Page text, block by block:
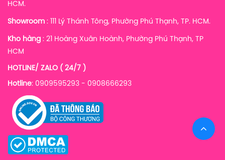
HCM.
Showroom : 111 Lý Thánh Tông, Phường Phú Thạnh, TP. HCM.
Kho hàng : 21 Hoàng Xuân Hoành, Phường Phú Thạnh, TP
HCM
HOTLINE/ ZALO ( 24/7 )
Hotline: 0909595293 - 0908666293